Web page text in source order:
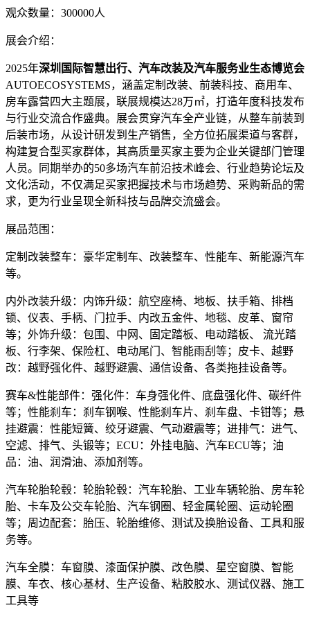
观众数量：300000人
展会介绍：
2025年深圳国际智慧出行、汽车改装及汽车服务业生态博览会
AUTOECOSYSTEMS，涵盖定制改装、前装科技、商用车、
房车露营四大主题展，联展规模达28万㎡，打造年度科技发布
与行业交流合作盛典。展会贯穿汽车全产业链，从整车前装到
后装市场，从设计研发到生产销售，全方位拓展渠道与客群，
构建复合型买家群体，其高质量买家主要为企业关键部门管理
人员。同期举办的50多场汽车前沿技术峰会、行业趋势论坛及
文化活动，不仅满足买家把握技术与市场趋势、采购新品的需
求，更为行业呈现全新科技与品牌交流盛会。
展品范围：
定制改装整车：豪华定制车、改装整车、性能车、新能源汽车
等。
内外改装升级：内饰升级：航空座椅、地板、扶手箱、排档
锁、仪表、手柄、门拉手、内改五金件、地毯、皮革、窗帘
等；外饰升级：包围、中网、固定踏板、电动踏板、 流光踏
板、行李架、保险杠、电动尾门、智能雨刮等；皮卡、越野
改：越野强化件、越野避震、通信设备、各类拖挂设备等。
赛车&性能部件：强化件：车身强化件、底盘强化件、碳纤件
等；性能刹车：刹车钢喉、性能刹车片、刹车盘、卡钳等；悬
挂避震：性能短簧、绞牙避震、气动避震等；进排气：进气、
空滤、排气、头锻等；ECU：外挂电脑、汽车ECU等；油
品：油、润滑油、添加剂等。
汽车轮胎轮毂：轮胎轮毂：汽车轮胎、工业车辆轮胎、房车轮
胎、卡车及公交车轮胎、汽车钢圈、轻金属轮圈、运动轮圈
等；周边配套：胎压、轮胎维修、测试及换胎设备、工具和服
务等。
汽车全膜：车窗膜、漆面保护膜、改色膜、星空窗膜、智能
膜、车衣、核心基材、生产设备、粘胶胶水、测试仪器、施工
工具等